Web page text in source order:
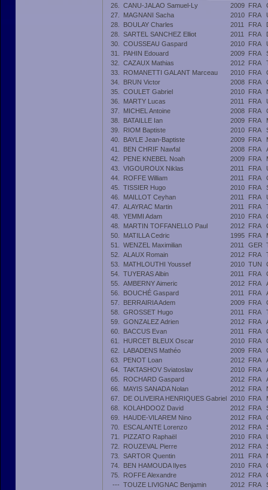
26.
CANU-JALAO Samuel-Ly 2009 FRA
27.
MAGNANI Sacha 2010 FRA
28.
BOULAY Charles 2011 FRA
28.
SARTEL SANCHEZ Elliot 2011 FRA
30.
COUSSEAU Gaspard 2010 FRA
31.
PAHIN Edouard 2009 FRA
32.
CAZAUX Mathias 2012 FRA
33.
ROMANETTI GALANT Marceau 2010 FRA
34.
BRUN Victor 2008 FRA
35.
COULET Gabriel 2010 FRA
36.
MARTY Lucas 2011 FRA
37.
MICHEL Antoine 2008 FRA
38.
BATAILLE Ian 2009 FRA
39.
RIOM Baptiste 2010 FRA
40.
BAYLE Jean-Baptiste 2009 FRA
41.
BEN CHRIF Nawfal 2008 FRA
42.
PENE KNEBEL Noah 2009 FRA
43.
VIGOUROUX Niklas 2011 FRA
44.
ROFFE William 2011 FRA
45.
TISSIER Hugo 2010 FRA
46.
MAILLOT Ceyhan 2011 FRA
47.
ALAYRAC Martin 2011 FRA
48.
YEMMI Adam 2010 FRA
48.
MARTIN TOFFANELLO Paul 2012 FRA
50.
MATILLA Cedric 1995 FRA
51.
WENZEL Maximilian 2011 GER
52.
ALAUX Romain 2012 FRA
53.
MATHLOUTHI Youssef 2010 TUN
54.
TUYERAS Albin 2011 FRA
55.
AMBERNY Aimeric 2012 FRA
56.
BOUCHÉ Gaspard 2011 FRA
57.
BERRAIRIA Adem 2009 FRA
58.
GROSSET Hugo 2011 FRA
59.
GONZALEZ Adrien 2012 FRA
60.
BACCUS Evan 2011 FRA
61.
HURCET BLEUX Oscar 2010 FRA
62.
LABADENS Mathéo 2009 FRA
63.
PENOT Loan 2012 FRA
64.
TAKTASHOV Sviatoslav 2010 FRA
65.
ROCHARD Gaspard 2012 FRA
66.
MAYIS SANADA Nolan 2012 FRA
67.
DE OLIVEIRA HENRIQUES Gabriel 2010 FRA
68.
KOLAHDOOZ David 2012 FRA
69.
HAUDE-VILAREM Nino 2012 FRA
70.
ESCALANTE Lorenzo 2012 FRA
71.
PIZZATO Raphaël 2010 FRA
72.
ROUZEVAL Pierre 2012 FRA
73.
SARTOR Quentin 2011 FRA
74.
BEN HAMOUDA Ilyes 2010 FRA
75.
ROFFE Alexandre 2012 FRA
--- TOUZE LIVIGNAC Benjamin 2012 FRA